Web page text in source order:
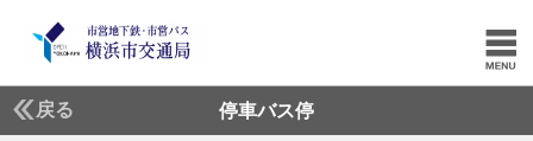
戻る 停車バス停